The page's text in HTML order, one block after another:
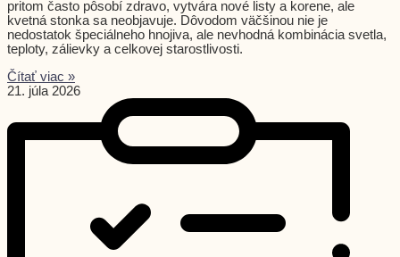
pritom často pôsobí zdravo, vytvára nové listy a korene, ale
kvetná stonka sa neobjavuje. Dôvodom väčšinou nie je
nedostatok špeciálneho hnojiva, ale nevhodná kombinácia svetla,
teploty, zálievky a celkovej starostlivosti.
Čítať viac »
21. júla 2026